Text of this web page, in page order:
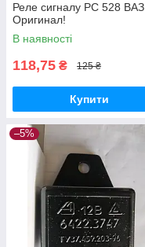
Реле сигналу РС 528 ВАЗ
Оригинал!
В наявності
118,75 ₴ 125 ₴
Купити
–5%